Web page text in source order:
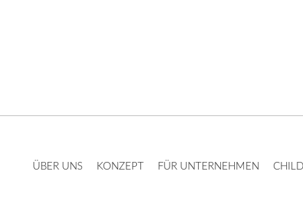
ÜBER UNS KONZEPT FÜR UNTERNEHMEN